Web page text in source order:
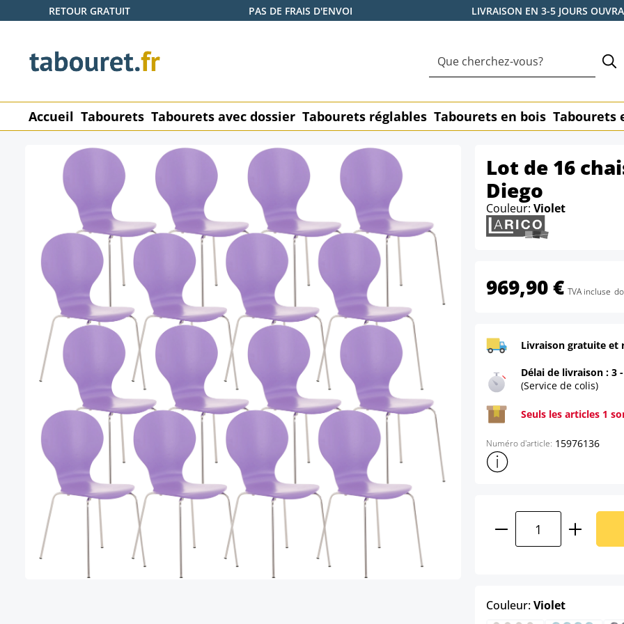
au contenu principal
Passer à la recherche
Passer à la navigation principale
RETOUR GRATUIT PAS DE FRAIS D'ENVOI LIVRAISON EN 3-5 JOURS
Accueil Tabourets Tabourets avec dossier Tabourets réglables Tabourets en bois Tabourets
Lot de 16
Diego
Couleur: Violet
969,90 € TVA incluse
Livraison gratuite et
Délai de livraison : 3
(Service de colis)
Seuls les articles 1
Numéro d'article: 15976136
Afficher plus d'informations
Quantité de
Couleur:Violetselect